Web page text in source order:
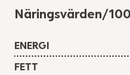
Näringsvärden/
ENERGI
FETT